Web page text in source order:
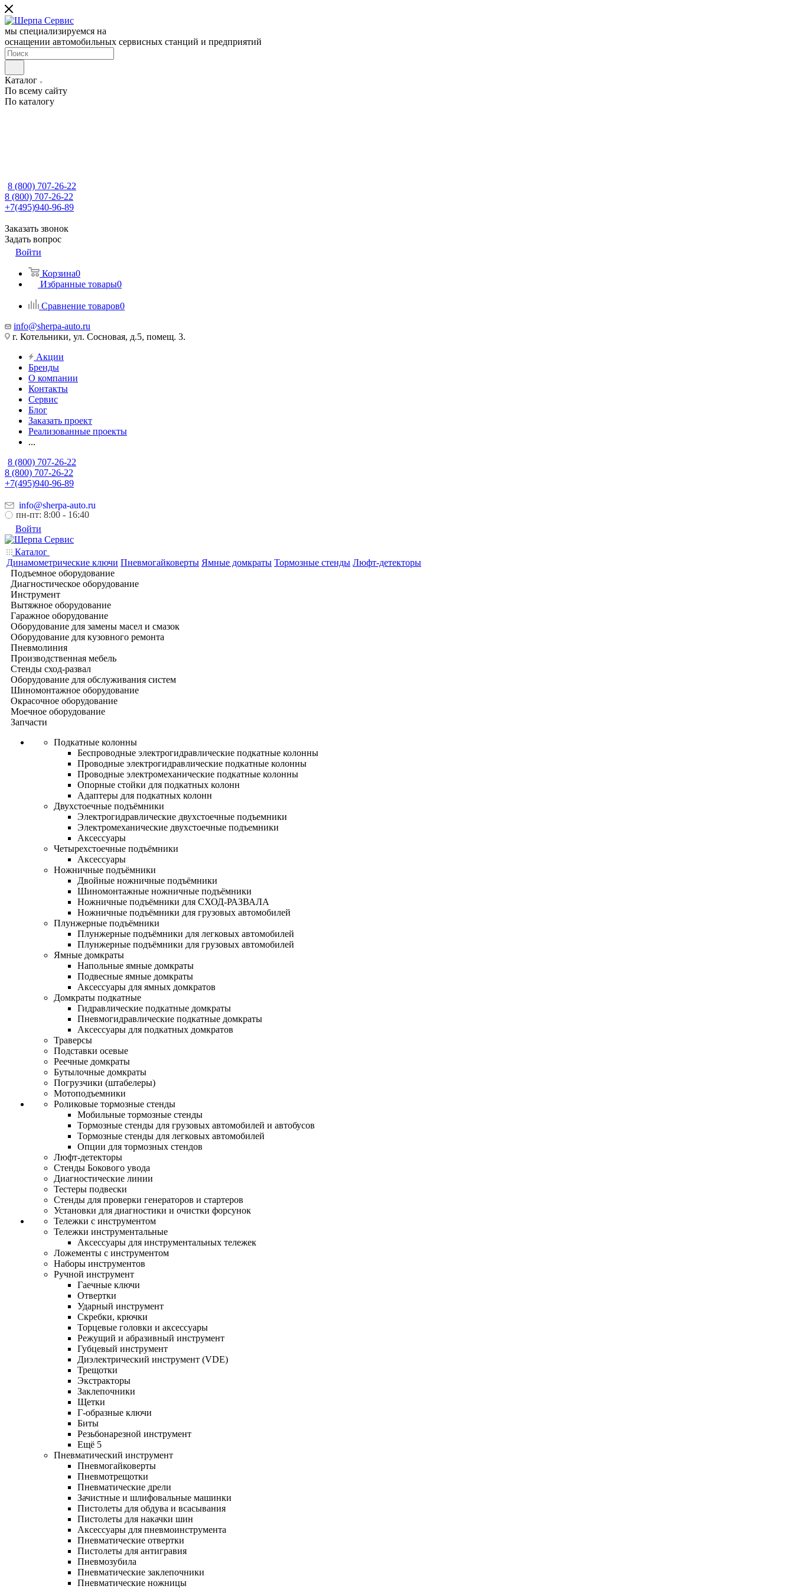
мы специализируемся на
оснащении автомобильных сервисных станций и предприятий
Каталог
По всему сайту
По каталогу
8 (800) 707-26-22
8 (800) 707-26-22
+7(495)940-96-89
Заказать звонок
Задать вопрос
Войти
Корзина0
Избранные товары0
Сравнение товаров0
info@sherpa-auto.ru
г. Котельники, ул. Сосновая, д.5, помещ. 3.
Акции
Бренды
О компании
Контакты
Сервис
Блог
Заказать проект
Реализованные проекты
...
8 (800) 707-26-22
8 (800) 707-26-22
+7(495)940-96-89
info@sherpa-auto.ru
пн-пт: 8:00 - 16:40
Войти
Каталог
Динамометрические ключи Пневмогайковерты Ямные домкраты Тормозные стенды Люфт-детекторы
Подъемное оборудование
Диагностическое оборудование
Инструмент
Вытяжное оборудование
Гаражное оборудование
Оборудование для замены масел и смазок
Оборудование для кузовного ремонта
Пневмолиния
Производственная мебель
Стенды сход-развал
Оборудование для обслуживания систем
Шиномонтажное оборудование
Окрасочное оборудование
Моечное оборудование
Запчасти
Подкатные колонны
Беспроводные электрогидравлические подкатные колонны
Проводные электрогидравлические подкатные колонны
Проводные электромеханические подкатные колонны
Опорные стойки для подкатных колонн
Адаптеры для подкатных колонн
Двухстоечные подъёмники
Электрогидравлические двухстоечные подъемники
Электромеханические двухстоечные подъемники
Аксессуары
Четырехстоечные подъёмники
Аксессуары
Ножничные подъёмники
Двойные ножничные подъёмники
Шиномонтажные ножничные подъёмники
Ножничные подъёмники для СХОД-РАЗВАЛА
Ножничные подъёмники для грузовых автомобилей
Плунжерные подъёмники
Плунжерные подъёмники для легковых автомобилей
Плунжерные подъёмники для грузовых автомобилей
Ямные домкраты
Напольные ямные домкраты
Подвесные ямные домкраты
Аксессуары для ямных домкратов
Домкраты подкатные
Гидравлические подкатные домкраты
Пневмогидравлические подкатные домкраты
Аксессуары для подкатных домкратов
Траверсы
Подставки осевые
Реечные домкраты
Бутылочные домкраты
Погрузчики (штабелеры)
Мотоподъемники
Роликовые тормозные стенды
Мобильные тормозные стенды
Тормозные стенды для грузовых автомобилей и автобусов
Тормозные стенды для легковых автомобилей
Опции для тормозных стендов
Люфт-детекторы
Стенды Бокового увода
Диагностические линии
Тестеры подвески
Стенды для проверки генераторов и стартеров
Установки для диагностики и очистки форсунок
Тележки с инструментом
Тележки инструментальные
Аксессуары для инструментальных тележек
Ложементы с инструментом
Наборы инструментов
Ручной инструмент
Гаечные ключи
Отвертки
Ударный инструмент
Скребки, крючки
Торцевые головки и аксессуары
Режущий и абразивный инструмент
Губцевый инструмент
Диэлектрический инструмент (VDE)
Трещотки
Экстракторы
Заклепочники
Щетки
Г-образные ключи
Биты
Резьбонарезной инструмент
Ещё 5
Пневматический инструмент
Пневмогайковерты
Пневмотрещотки
Пневматические дрели
Зачистные и шлифовальные машинки
Пистолеты для обдува и всасывания
Пистолеты для накачки шин
Аксессуары для пневмоинструмента
Пневматические отвертки
Пистолеты для антигравия
Пневмозубила
Пневматические заклепочники
Пневматические ножницы